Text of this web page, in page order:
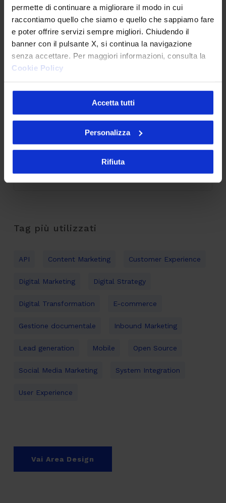
permette di continuare a migliorare il modo in cui
raccontiamo quello che siamo e quello che sappiamo fare
e poter offrire servizi sempre migliori. Chiudendo il
banner con il pulsante X, si continua la navigazione
senza accettare. Per maggiori informazioni, consulta la
Cookie Policy
Accetta tutti
Personalizza
Rifiuta
9 Giugno 2026
API senza governance: il problema invisibile che
indebolisce la tua architettura
28 Maggio 2026
di analisi dei bug per accelerare il tuo business
Tag più utilizzati
API Content Marketing Customer Experience
Digital Marketing Digital Strategy
Digital Transformation E-commerce
Gestione documentale Inbound Marketing
Lead generation Mobile Open Source
Social Media Marketing System Integration
User Experience
Vai Area Design